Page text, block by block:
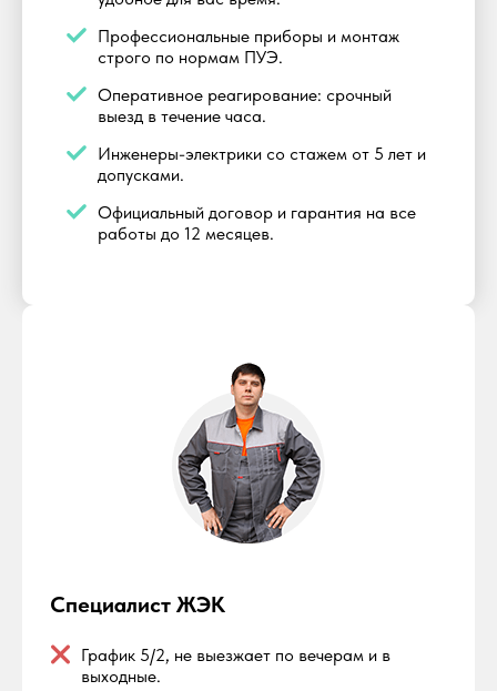
Специалист ЖЭК
График 5/2, не выезжает по вечерам и в
выходные.
Профессиональные приборы и монтаж
строго по нормам ПУЭ.
Оперативное реагирование: срочный
выезд в течение часа.
Инженеры-электрики со стажем от 5 лет и
допусками.
Официальный договор и гарантия на все
работы до 12 месяцев.